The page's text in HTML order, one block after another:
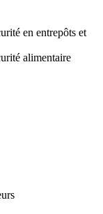
en entrepôts et
alimentaire